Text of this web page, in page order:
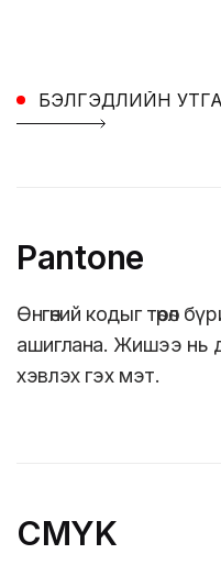
БЭЛГЭДЛИЙН
Pantone
Өнгөний кодыг төрөл
ашиглана. Жишээ нь
хэвлэх гэх мэт.
CMYK